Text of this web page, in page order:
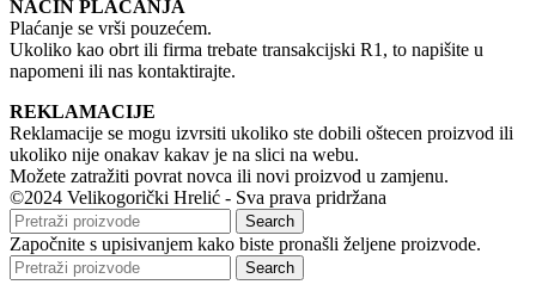
NAČIN PLAĆANJA
Plaćanje se vrši pouzećem.
Ukoliko kao obrt ili firma trebate transakcijski R1, to napišite u
napomeni ili nas kontaktirajte.
REKLAMACIJE
Reklamacije se mogu izvrsiti ukoliko ste dobili oštecen proizvod ili
ukoliko nije onakav kakav je na slici na webu.
Možete zatražiti povrat novca ili novi proizvod u zamjenu.
©2024 Velikogorički Hrelić - Sva prava pridržana
Search
Započnite s upisivanjem kako biste pronašli željene proizvode.
Search